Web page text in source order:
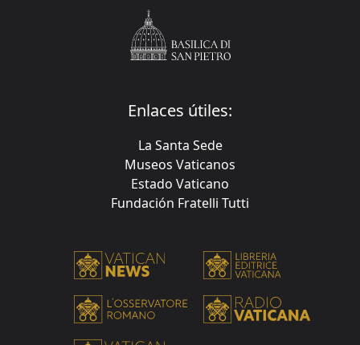
Enlaces útiles:
La Santa Sede
Museos Vaticanos
Estado Vaticano
Fundación Fratelli Tutti